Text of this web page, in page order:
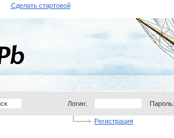
Сделать стартовой
Логин: Пароль:
Регистрация